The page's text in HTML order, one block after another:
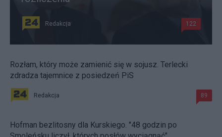
Redakcja 122
Rozłam, który może zamienić się w sojusz. Terlecki
zdradza tajemnice z posiedzeń PiS
Redakcja 89
Hofman bezlitosny dla Kurskiego. "48 godzin po